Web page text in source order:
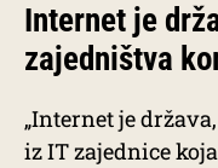
Internet je
zajedništva
„Internet je
iz IT zajednice